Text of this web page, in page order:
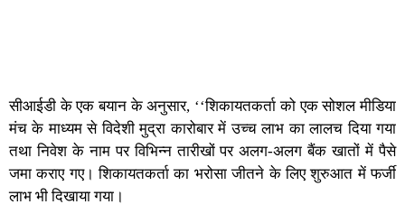
सीआईडी के एक बयान के अनुसार, ‘‘शिकायतकर्ता को एक सोशल मीडिया
मंच के माध्यम से विदेशी मुद्रा कारोबार में उच्च लाभ का लालच दिया गया
तथा निवेश के नाम पर विभिन्न तारीखों पर अलग-अलग बैंक खातों में पैसे
जमा कराए गए। शिकायतकर्ता का भरोसा जीतने के लिए शुरुआत में फर्जी
लाभ भी दिखाया गया।